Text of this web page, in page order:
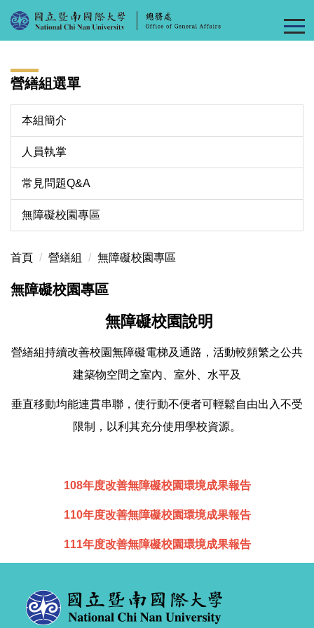
跳
到
主
內
營繕組選單
本組簡介
人員執掌
常見問題Q&A
無障礙校園專區
首頁 營繕組 無障礙校園專區
無障礙校園專區
無障礙校園說明
營繕組持續改善校園無障礙電梯及通路，活動較頻繁之公共
建築物空間之室內、室外、水平及
垂直移動均能連貫串聯，使行動不便者可輕鬆自由出入不受
限制，以利其充分使用學校資源。
108年度改善無障礙校園環境成果報告
110年度改善無障礙校園環境成果報告
111年度改善無障礙校園環境成果報告